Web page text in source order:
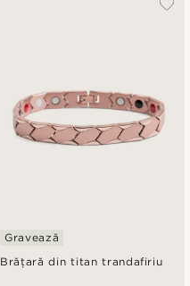
Brățară din titan trandafiriu
Gravează